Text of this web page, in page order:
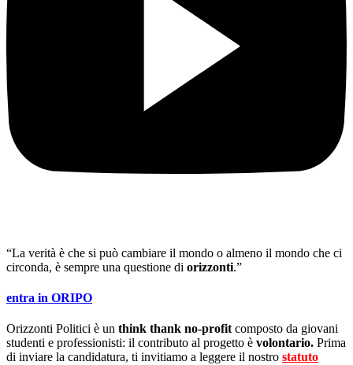
“La verità è che si può cambiare il mondo o almeno il mondo che ci
circonda, è sempre una questione di orizzonti.”
entra in ORIPO
Orizzonti Politici è un think thank no-profit composto da giovani
studenti e professionisti: il contributo al progetto è volontario. Prima
di inviare la candidatura, ti invitiamo a leggere il nostro statuto